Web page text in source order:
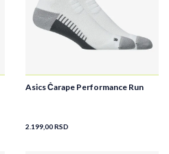
Asics Čarape Performance Run
2.199,00RSD